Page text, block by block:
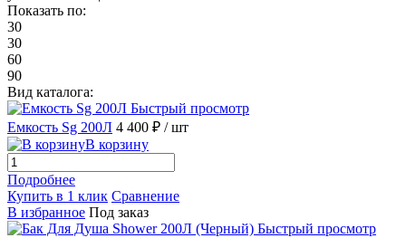
Показать по:
30
30
60
90
Вид каталога:
Быстрый просмотр
Емкость Sg 200Л 4 400 ₽ / шт
В корзину
Подробнее
Купить в 1 клик Сравнение
В избранное Под заказ
Быстрый просмотр